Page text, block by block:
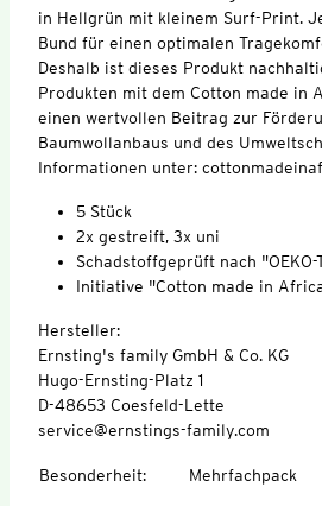
in Hellgrün mit kleinem Surf-Print.
Bund für einen optimalen
Deshalb ist dieses Produkt
Produkten mit dem Cotton made in
einen wertvollen Beitrag zur
Baumwollanbaus und des
Informationen unter:
5 Stück
2x gestreift, 3x uni
Schadstoffgeprüft nach
Initiative "Cotton made in
Hersteller:
Ernsting's family GmbH & Co. KG
Hugo-Ernsting-Platz 1
D-48653 Coesfeld-Lette
service@ernstings-family.com
Besonderheit: Mehrfachpack